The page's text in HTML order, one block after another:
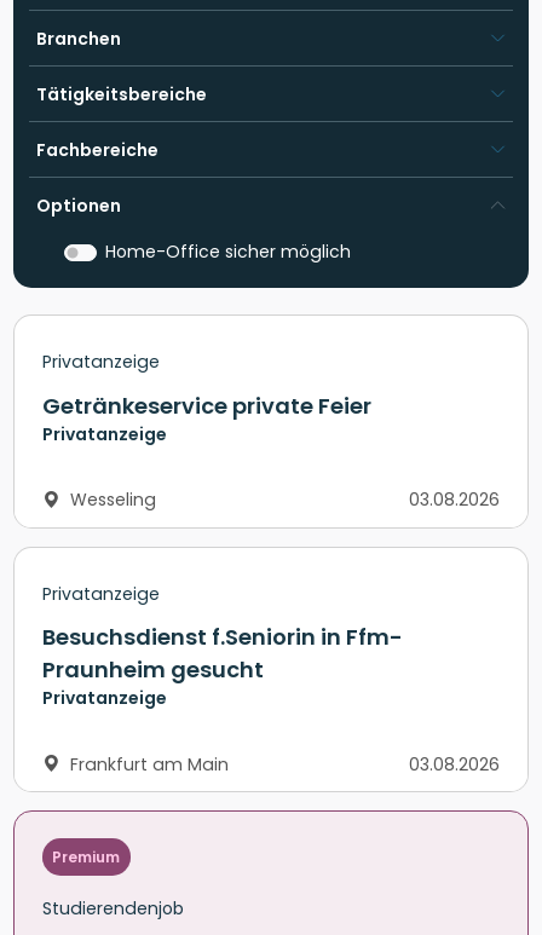
Branchen
Tätigkeitsbereiche
Fachbereiche
Optionen
Home-Office sicher möglich
Privatanzeige
Getränkeservice private Feier
Privatanzeige
Wesseling 03.08.2026
Privatanzeige
Besuchsdienst f.Seniorin in Ffm-
Praunheim gesucht
Privatanzeige
Frankfurt am Main 03.08.2026
Premium
Studierendenjob